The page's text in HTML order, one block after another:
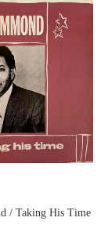
/ Taking His Time